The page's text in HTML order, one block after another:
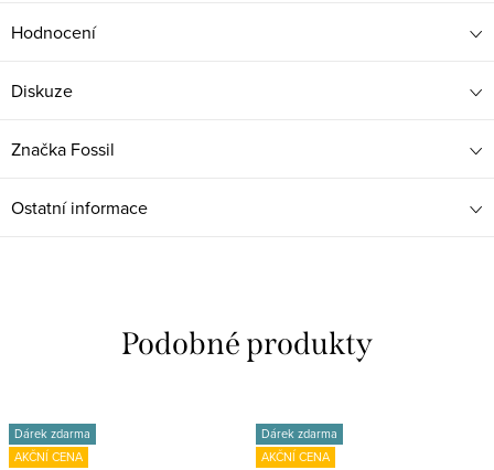
Hodnocení
Diskuze
Značka Fossil
Ostatní informace
Dárek zdarma
AKČNÍ CENA
Dárek zdarma
AKČNÍ CENA